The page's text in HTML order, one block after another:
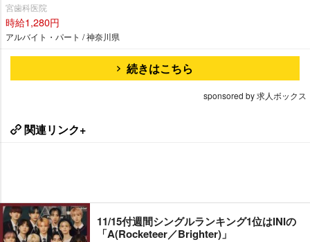
宮歯科医院
時給1,280円
アルバイト・パート / 神奈川県
続きはこちら
sponsored by 求人ボックス
関連リンク+
11/15付週間シングルランキング1位はINIの
「A(Rocketeer／Brighter)」